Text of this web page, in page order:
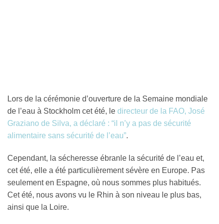
Lors de la cérémonie d’ouverture de la Semaine mondiale
de l’eau à Stockholm cet été, le directeur de la FAO, José
Graziano de Silva, a déclaré : “il n’y a pas de sécurité
alimentaire sans sécurité de l’eau”.
Cependant, la sécheresse ébranle la sécurité de l’eau et,
cet été, elle a été particulièrement sévère en Europe. Pas
seulement en Espagne, où nous sommes plus habitués.
Cet été, nous avons vu le Rhin à son niveau le plus bas,
ainsi que la Loire.